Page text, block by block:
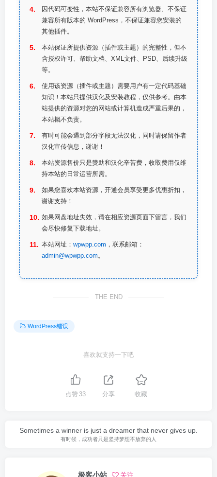
因代码可变性，本站不保证兼容所有浏览器、不保证
兼容所有版本的 WordPress，不保证兼容您安装的
其他插件。
本站保证所提供资源（插件或主题）的完整性，但不
含授权许可、帮助文档、XML文件、PSD、后续升级
等。
使用该资源（插件或主题）需要用户有一定代码基础
知识！本站只提供汉化及安装教程，仅供参考。由本
站提供的资源对您的网站或计算机造成严重后果的，
本站概不负责。
有时可能会遇到部分字段无法汉化，同时请保留作者
汉化宣传信息，谢谢！
本站资源售价只是赞助和汉化辛苦费，收取费用仅维
持本站的日常运营所需。
如果您喜欢本站资源，开通会员享受更多优惠折扣，
谢谢支持！
如果网盘地址失效，请在相应资源页面下留言，我们
会尽快修复下载地址。
本站网址： wpwpp.com ，联系邮箱：
admin@wpwpp.com。
THE END
WordPress错误
喜欢就支持一下吧
点赞 33 分享 收藏
Sometimes a winner is just a dreamer that never gives up.
有时候，成功者只是坚持梦想不放弃的人
极客小站 关注